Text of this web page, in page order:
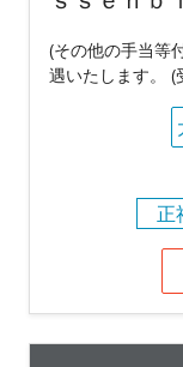
(その他の手当等
遇いたします。 (
正